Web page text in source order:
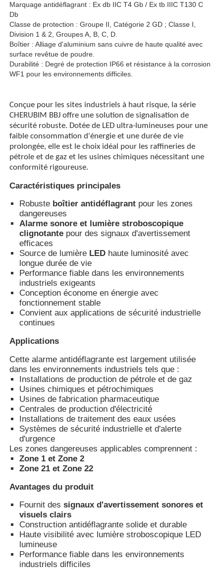
Aperçu
A propos de nous
Visite d'usine
Contrôle de la qualité
Contact
Demande de soumission
Éclairage anti-déflagrant
Lumière anti-déflagrante d'alarme
ventilateur antidéflagrant
Boîte anti-explosion
interrupteur antidéflagrant
Glandes de câbles à l'épreuve des explosions
prise et prise anti-déflagrantes
Marquage antidéflagrant : Ex db IIC T4 Gb / Ex tb IIIC T130C
Db
Classe de protection : Groupe II, Catégorie 2 GD ; Classe I,
Division 1 & 2, Groupes A, B, C, D.
Boîtier : Alliage d'aluminium sans cuivre de haute qualité avec
surface revêtue de poudre.
Durabilité : Degré de protection IP66 et résistance à la corrosion
WF1 pour les environnements difficiles.
Conçue pour les sites industriels à haut risque, la série
CHERUBIM BBJ offre une solution de signalisation de
sécurité robuste. Dotée de LED ultra-lumineuses pour une
faible consommation d'énergie et une durée de vie
prolongée, elle est le choix idéal pour les raffineries de
pétrole et de gaz et les usines chimiques nécessitant une
conformité rigoureuse.
Caractéristiques principales
Robuste boîtier antidéflagrant pour les zones
dangereuses
Alarme sonore et lumière stroboscopique
clignotante pour des signaux d'avertissement
efficaces
Source de lumière LED haute luminosité avec
longue durée de vie
Performance fiable dans les environnements
industriels exigeants
Conception économe en énergie avec
fonctionnement stable
Convient aux applications de sécurité industrielle
continues
Applications
Cette alarme antidéflagrante est largement utilisée
dans les environnements industriels tels que :
Installations de production de pétrole et de gaz
Usines chimiques et pétrochimiques
Usines de fabrication pharmaceutique
Centrales de production d'électricité
Installations de traitement des eaux usées
Systèmes de sécurité industrielle et d'alerte
d'urgence
Les zones dangereuses applicables comprennent :
Zone 1 et Zone 2
Zone 21 et Zone 22
Avantages du produit
Fournit dessignaux d'avertissement sonores et
visuels clairs
Construction antidéflagrante solide et durable
Haute visibilité avec lumière stroboscopique LED
lumineuse
Performance fiable dans les environnements
industriels difficiles